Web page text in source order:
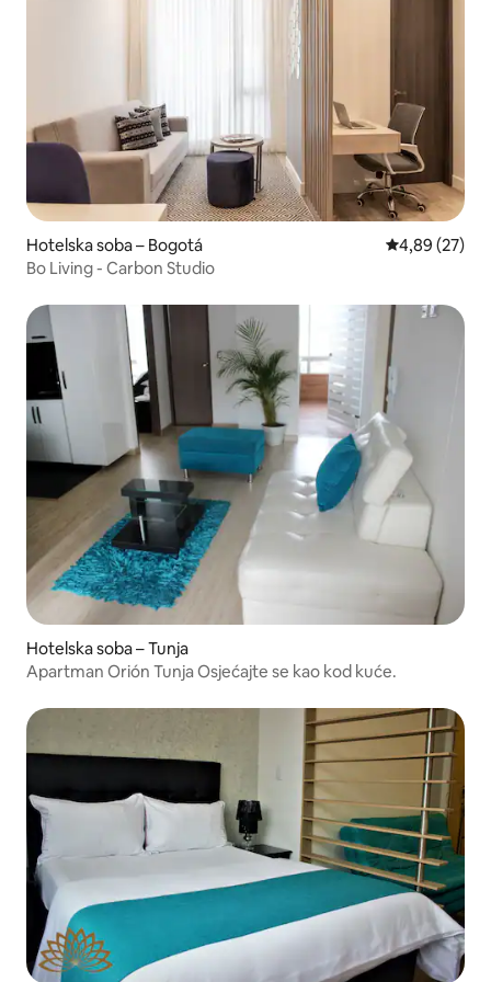
Hotelska soba – Bogotá Prosječna
4,89 (27)
Bo Living - Carbon Studio
Hotelska soba – Tunja
Apartman Orión Tunja Osjećajte se kao kod kuće.